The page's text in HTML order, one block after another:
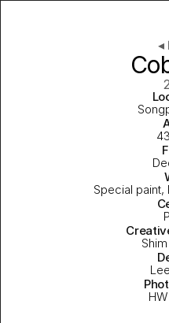
◂
Special paint,